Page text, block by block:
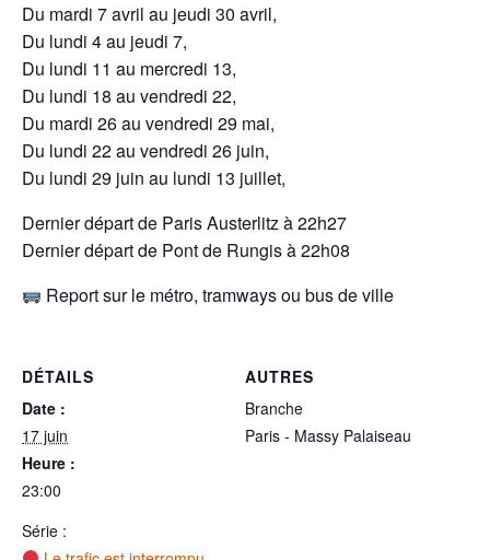
Du mardi 7 avril au jeudi 30 avril,
Du lundi 4 au jeudi 7,
Du lundi 11 au mercredi 13,
Du lundi 18 au vendredi 22,
Du mardi 26 au vendredi 29 mai,
Du lundi 22 au vendredi 26 juin,
Du lundi 29 juin au lundi 13 juillet,
Dernier départ de Paris Austerlitz à 22h27
Dernier départ de Pont de Rungis à 22h08
Report sur le métro, tramways ou bus de ville
DÉTAILS
Date :
17 juin
Heure :
23:00
Série :
AUTRES
Branche
Paris - Massy Palaiseau